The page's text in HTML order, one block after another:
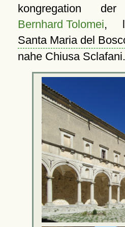
kongregation
Bernhard Tolomei,
Santa Maria del
nahe Chiusa Sclafani.